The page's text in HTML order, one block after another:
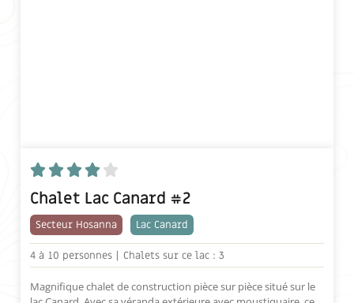
    
Chalet Lac Canard #2
Secteur Hosanna Lac Canard
4 à 10 personnes | Chalets sur ce lac : 3
Magnifique chalet de construction pièce sur pièce situé sur le